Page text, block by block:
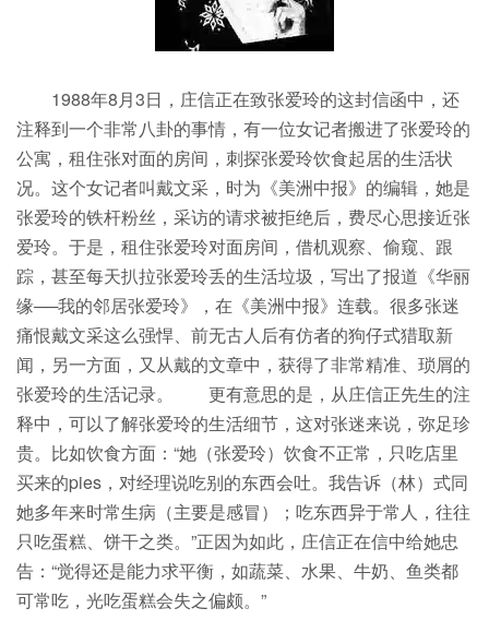
1988年8月3日，庄信正在致张爱玲的这封信函中，还
注释到一个非常八卦的事情，有一位女记者搬进了张爱玲的
公寓，租住张对面的房间，刺探张爱玲饮食起居的生活状
况。这个女记者叫戴文采，时为《美洲中报》的编辑，她是
张爱玲的铁杆粉丝，采访的请求被拒绝后，费尽心思接近张
爱玲。于是，租住张爱玲对面房间，借机观察、偷窥、跟
踪，甚至每天扒拉张爱玲丢的生活垃圾，写出了报道《华丽
缘──我的邻居张爱玲》，在《美洲中报》连载。很多张迷
痛恨戴文采这么强悍、前无古人后有仿者的狗仔式猎取新
闻，另一方面，又从戴的文章中，获得了非常精准、琐屑的
张爱玲的生活记录。 更有意思的是，从庄信正先生的注
释中，可以了解张爱玲的生活细节，这对张迷来说，弥足珍
贵。比如饮食方面：“她（张爱玲）饮食不正常，只吃店里
买来的pies，对经理说吃别的东西会吐。我告诉（林）式同
她多年来时常生病（主要是感冒）；吃东西异于常人，往往
只吃蛋糕、饼干之类。”正因为如此，庄信正在信中给她忠
告：“觉得还是能力求平衡，如蔬菜、水果、牛奶、鱼类都
可常吃，光吃蛋糕会失之偏颇。”